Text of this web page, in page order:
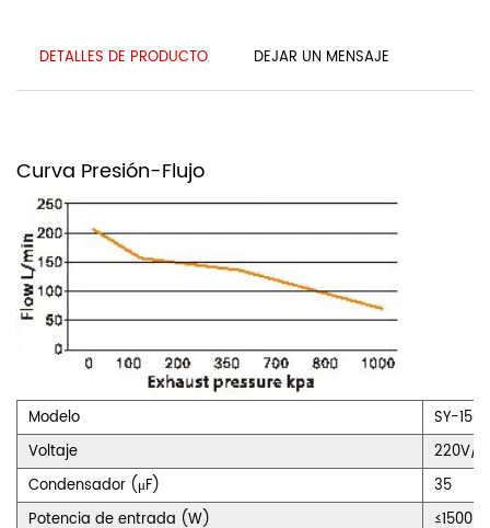
DETALLES DE PRODUCTO DEJAR UN MENSAJE
Curva Presión-Flujo
Modelo
SY-
Voltaje
220V/
Condensador (μF)
35
Potencia de entrada (W)
≤1500